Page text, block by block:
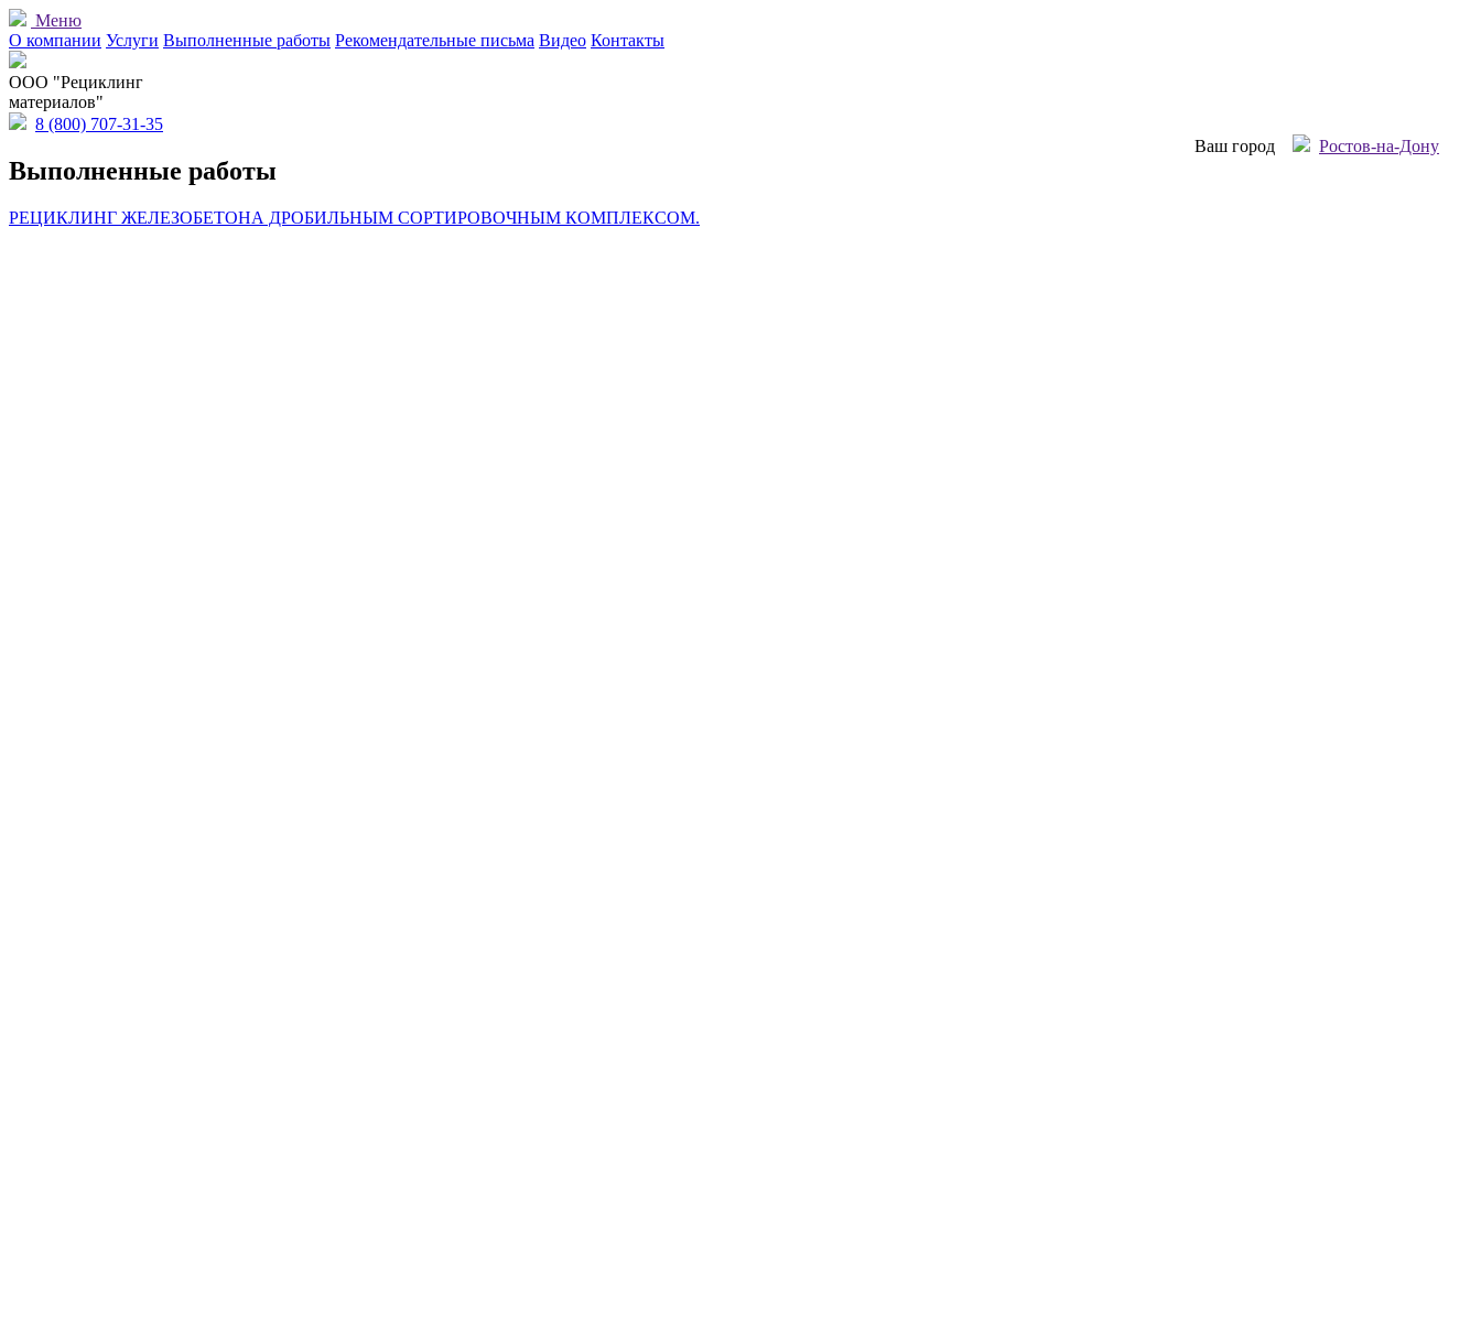
Меню
О компании Услуги Выполненные работы Рекомендательные письма Видео Контакты
OOO "Рециклинг
материалов"
8 (800) 707-31-35
Ваш город
Ростов-на-Дону
Выполненные работы
РЕЦИКЛИНГ ЖЕЛЕЗОБЕТОНА ДРОБИЛЬНЫМ СОРТИРОВОЧНЫМ КОМПЛЕКСОМ.